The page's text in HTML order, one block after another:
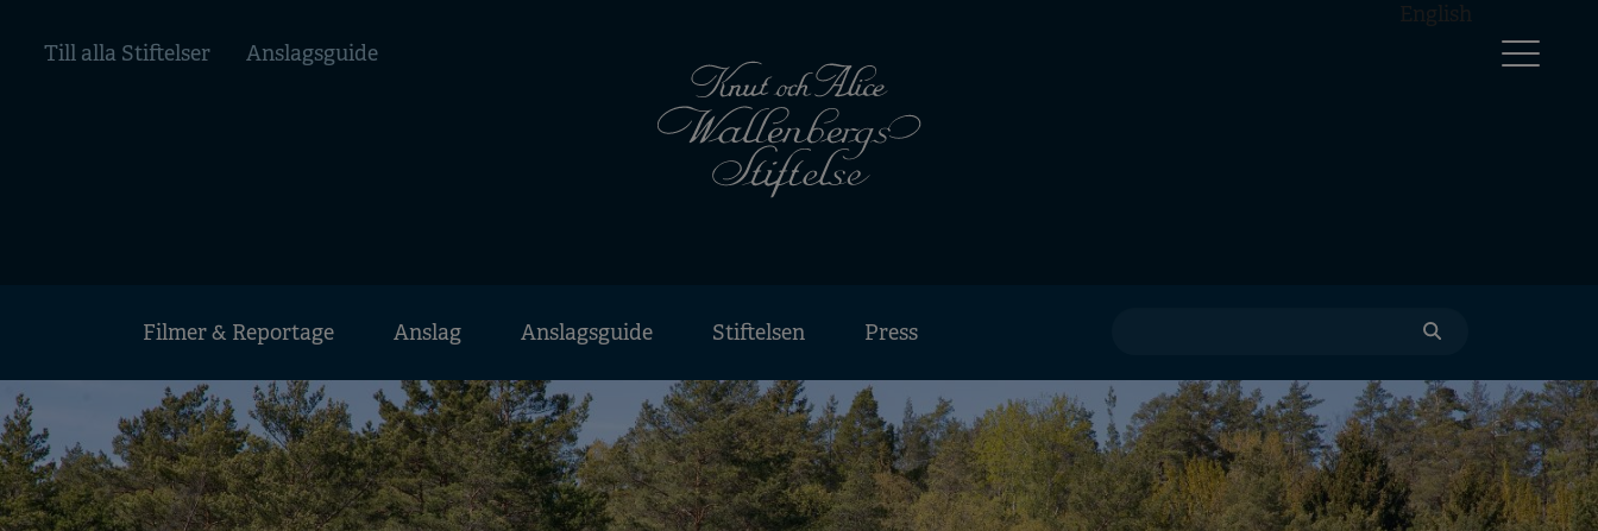
huvudinnehåll
Top
Till alla Stiftelser Anslagsguide
English
Huvudmeny
Filmer & Reportage Anslag Anslagsguide Stiftelsen Press
Mobile
menu